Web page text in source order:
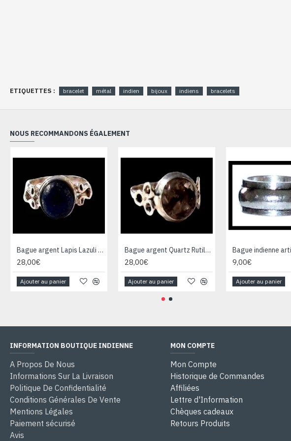
ETIQUETTES : bracelet métal indien bijoux indiens bracelets
NOUS RECOMMANDONS ÉGALEMENT
Bague argent Lapis Lazuli - Bijoux Inde - Bijoux indiens
28,00€
Ajouter au panier
Bague argent Quartz Rutile - Bague indienne - Bijoux indiens
28,00€
Ajouter au panier
9,00€
Ajouter au panier
INFORMATION BOUTIQUE INDIENNE
A Propos De Nous
Informations Sur La Livraison
Politique De Confidentialité
Conditions Générales De Vente
Mentions Légales
Paiement sécurisé
Avis
MON COMPTE
Mon Compte
Historique de Commandes
Affiliées
Lettre d'Information
Chèques cadeaux
Retours Produits